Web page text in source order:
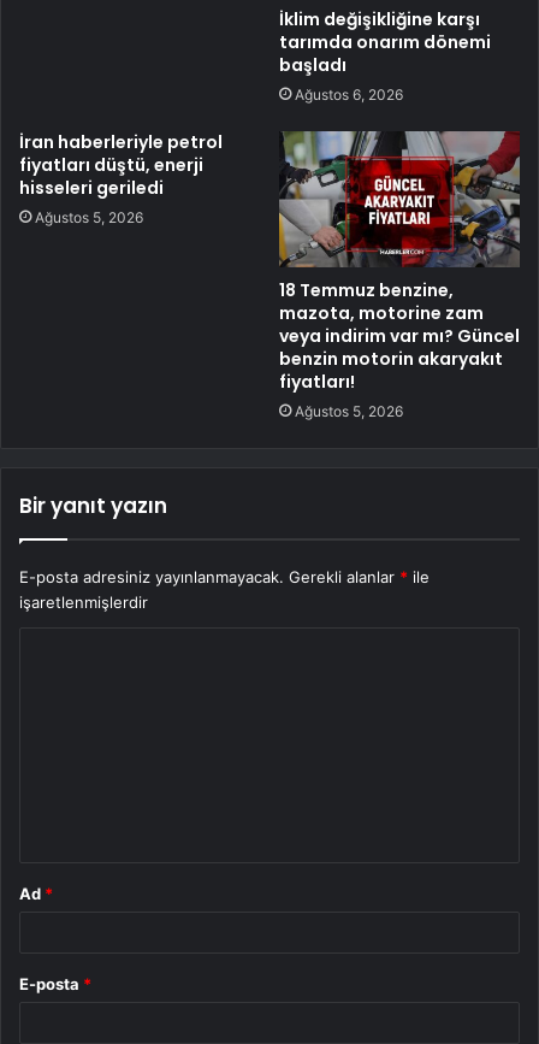
İklim değişikliğine karşı
tarımda onarım dönemi
başladı
Ağustos 6, 2026
İran haberleriyle petrol
fiyatları düştü, enerji
hisseleri geriledi
Ağustos 5, 2026
18 Temmuz benzine,
mazota, motorine zam
veya indirim var mı? Güncel
benzin motorin akaryakıt
fiyatları!
Ağustos 5, 2026
Bir yanıt yazın
E-posta adresiniz yayınlanmayacak. Gerekli alanlar * ile
işaretlenmişlerdir
Ad *
E-posta *